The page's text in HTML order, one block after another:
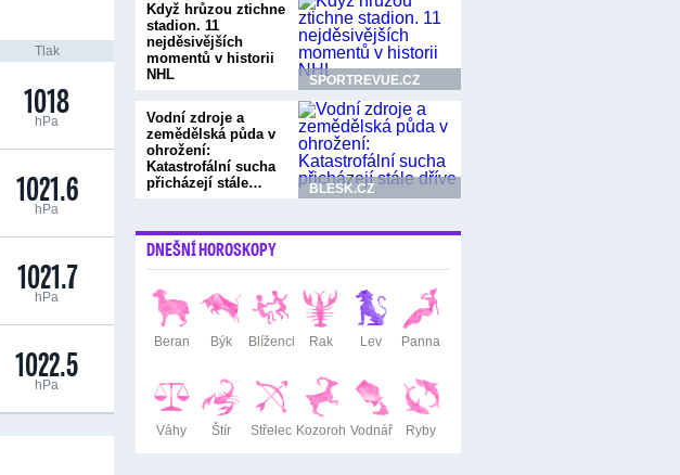
Tlak
1018
hPa
1021.6
hPa
1021.7
hPa
1022.5
hPa
Když hrůzou ztichne
stadion. 11
nejděsivějších
momentů v historii
NHL
SPORTREVUE.CZ
Vodní zdroje a
zemědělská půda v
ohrožení:
Katastrofální sucha
přicházejí stále…
BLESK.CZ
DNEŠNÍ HOROSKOPY
Beran Býk Blíženci Rak Lev Panna
Váhy Štír Střelec Kozoroh Vodnář Ryby